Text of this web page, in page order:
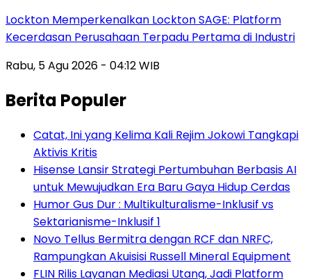
Lockton Memperkenalkan Lockton SAGE: Platform
Kecerdasan Perusahaan Terpadu Pertama di Industri
Rabu, 5 Agu 2026 - 04:12 WIB
Berita Populer
Catat, Ini yang Kelima Kali Rejim Jokowi Tangkapi
Aktivis Kritis
Hisense Lansir Strategi Pertumbuhan Berbasis AI
untuk Mewujudkan Era Baru Gaya Hidup Cerdas
Humor Gus Dur : Multikulturalisme-Inklusif vs
Sektarianisme-Inklusif 1
Novo Tellus Bermitra dengan RCF dan NRFC,
Rampungkan Akuisisi Russell Mineral Equipment
FLIN Rilis Layanan Mediasi Utang, Jadi Platform